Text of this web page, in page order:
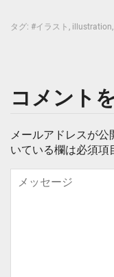
タグ: #イラスト , illustration,
コメント
メールアドレスが公
いている欄は必須項